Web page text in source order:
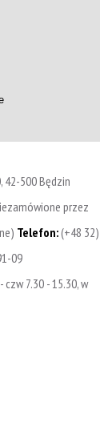
42-500 Będzin
przez
Telefon:(+48 32)
09
7.30 - 15.30, w